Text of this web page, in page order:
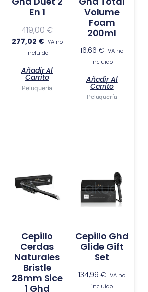
En 1
419,00€
277,02 € IVA no
incluido
Añadir Al
Carrito
Peluquería
Volume
Foam
200ml
16,66€ IVA no
incluido
Añadir Al
Carrito
Peluquería
Cepillo
Cerdas
Naturales
Bristle
28mm Sice
1 Ghd
Cepillo Ghd
Glide Gift
Set
134,99€ IVA no
incluido